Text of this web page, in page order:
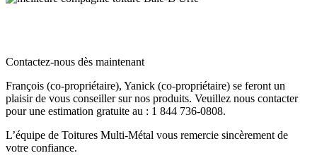
Contactez-nous dès maintenant
François (co-propriétaire), Yanick (co-propriétaire) se feront un
plaisir de vous conseiller sur nos produits. Veuillez nous contacter
pour une estimation gratuite au : 1 844 736-0808.
L’équipe de Toitures Multi-Métal vous remercie sincèrement de
votre confiance.